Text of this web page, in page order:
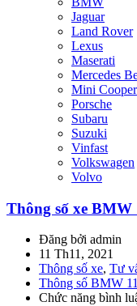
Jaguar
Land Rover
Lexus
Maserati
Mercedes
Mini Cooper
Porsche
Subaru
Suzuki
Vinfast
Volkswagen
Volvo
Thông số xe
Đăng bởi admin
11 Th11, 2021
Thông số xe, Tư
Thông số BMW
Chức năng bình